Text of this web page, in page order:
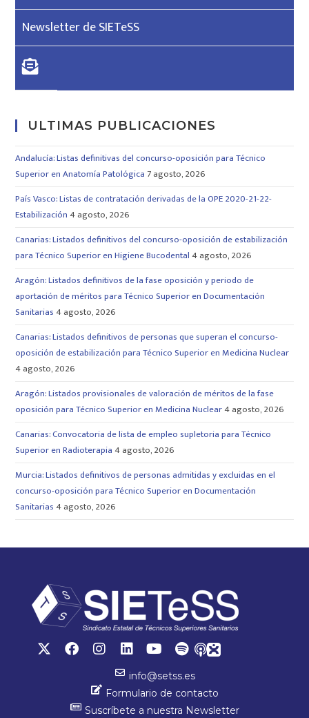
Newsletter de SIETeSS
ULTIMAS PUBLICACIONES
Andalucía: Listas definitivas del concurso-oposición para Técnico
Superior en Anatomía Patológica 7 agosto, 2026
País Vasco: Listas de contratación derivadas de la OPE 2020-21-22-
Estabilización 4 agosto, 2026
Canarias: Listados definitivos del concurso-oposición de estabilización
para Técnico Superior en Higiene Bucodental 4 agosto, 2026
Aragón: Listados definitivos de la fase oposición y periodo de
aportación de méritos para Técnico Superior en Documentación
Sanitarias 4 agosto, 2026
Canarias: Listados definitivos de personas que superan el concurso-
oposición de estabilización para Técnico Superior en Medicina Nuclear
4 agosto, 2026
Aragón: Listados provisionales de valoración de méritos de la fase
oposición para Técnico Superior en Medicina Nuclear4 agosto, 2026
Canarias: Convocatoria de lista de empleo supletoria para Técnico
Superior en Radioterapia 4 agosto, 2026
Murcia: Listados definitivos de personas admitidas y excluidas en el
concurso-oposición para Técnico Superior en Documentación
Sanitarias 4 agosto, 2026
info@setss.es
Formulario de contacto
Suscríbete a nuestra Newsletter